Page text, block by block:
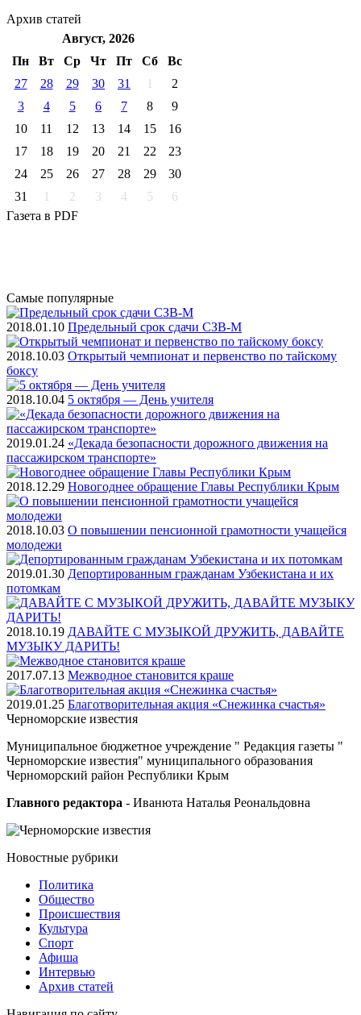
Архив статей
Август, 2026
Пн
Вт Ср Чт Пт Cб
Вс
27
28 29 30 31 1
2
3
4 5 6 7 8
9
10
11 12 13 14 15
16
17
18 19 20 21 22
23
24
25 26 27 28 29
30
31
1 2 3 4 5
6
Газета в PDF
Самые популярные
2018.01.10 Предельный срок сдачи СЗВ-М
2018.10.03 Открытый чемпионат и первенство по тайскому
боксу
2018.10.04 5 октября — День учителя
2019.01.24 «Декада безопасности дорожного движения на
пассажирском транспорте»
2018.12.29 Новогоднее обращение Главы Республики Крым
2018.10.03 О повышении пенсионной грамотности учащейся
молодежи
2019.01.30 Депортированным гражданам Узбекистана и их
потомкам
2018.10.19 ДАВАЙТЕ С МУЗЫКОЙ ДРУЖИТЬ, ДАВАЙТЕ
МУЗЫКУ ДАРИТЬ!
2017.07.13 Межводное становится краше
2019.01.25 Благотворительная акция «Снежинка счастья»
Черноморские известия
Муниципальное бюджетное учреждение " Редакция газеты "
Черноморские известия" муниципального образования
Черноморский район Республики Крым
Главного редактора - Иванюта Наталья Реональдовна
Новостные рубрики
Политика
Общество
Проиcшествия
Культура
Спорт
Афиша
Интервью
Архив статей